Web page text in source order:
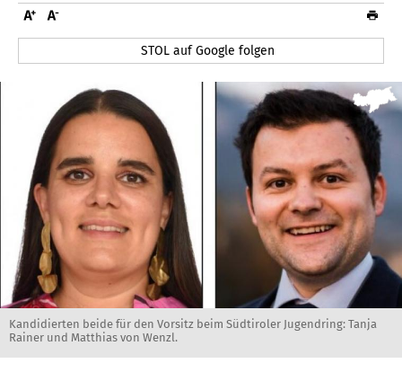
STOL auf Google folgen
Kandidierten beide für den Vorsitz beim Südtiroler Jugendring: Tanja
Rainer und Matthias von Wenzl.